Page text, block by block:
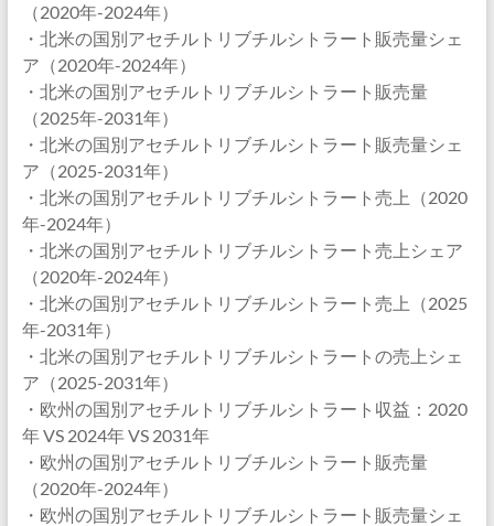
（2020年-2024年）
・北米の国別アセチルトリブチルシトラート販売量シェ
ア（2020年-2024年）
・北米の国別アセチルトリブチルシトラート販売量
（2025年-2031年）
・北米の国別アセチルトリブチルシトラート販売量シェ
ア（2025-2031年）
・北米の国別アセチルトリブチルシトラート売上（2020
年-2024年）
・北米の国別アセチルトリブチルシトラート売上シェア
（2020年-2024年）
・北米の国別アセチルトリブチルシトラート売上（2025
年-2031年）
・北米の国別アセチルトリブチルシトラートの売上シェ
ア（2025-2031年）
・欧州の国別アセチルトリブチルシトラート収益：2020
年 VS 2024年 VS 2031年
・欧州の国別アセチルトリブチルシトラート販売量
（2020年-2024年）
・欧州の国別アセチルトリブチルシトラート販売量シェ